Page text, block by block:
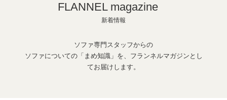
FLANNEL magazine
新着情報
ソファ専門スタッフからの
ソファについての「まめ知識」を、フランネルマガジンとし
てお届けします。